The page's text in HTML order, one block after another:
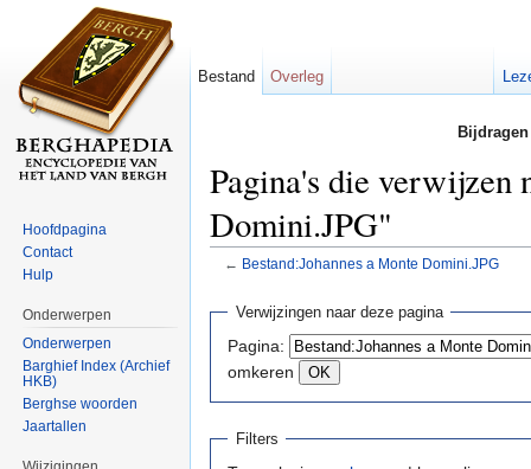
Pagina's die verwijzen
Domini.JPG"
← Bestand:Johannes a Monte Domini.JPG
Verwijzingen naar deze pagina
Pagina:
omkeren
Filters
Bestand Overleg
Hoofdpagina
Contact
Hulp
Onderwerpen
Onderwerpen
Barghief Index (Archief
HKB)
Berghse woorden
Jaartallen